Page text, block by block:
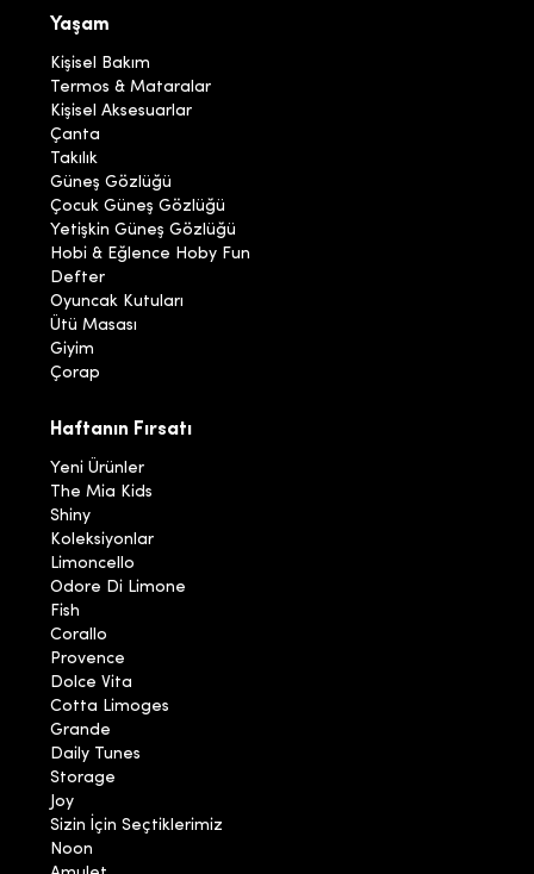
Yaşam
Kişisel Bakım
Termos & Mataralar
Kişisel Aksesuarlar
Çanta
Takılık
Güneş Gözlüğü
Çocuk Güneş Gözlüğü
Yetişkin Güneş Gözlüğü
Hobi & Eğlence Hoby Fun
Defter
Oyuncak Kutuları
Ütü Masası
Giyim
Çorap
Haftanın Fırsatı
Yeni Ürünler
The Mia Kids
Shiny
Koleksiyonlar
Limoncello
Odore Di Limone
Fish
Corallo
Provence
Dolce Vita
Cotta Limoges
Grande
Daily Tunes
Storage
Joy
Sizin İçin Seçtiklerimiz
Noon